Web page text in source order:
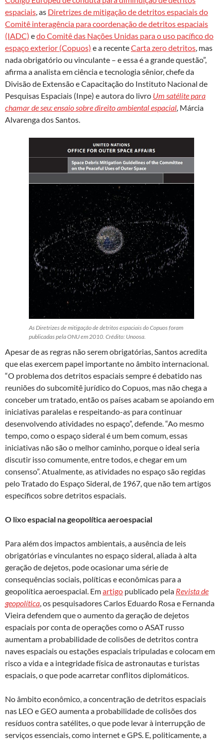
espaciais, as Diretrizes de mitigação de detritos espaciais do
Comitê interagência para coordenação de detritos espaciais
(IADC) edo Comitê das Nações Unidas para o uso pacífico do
espaço exterior (Copuos) e a recenteCarta zero detritos, mas
nada obrigatório ou vinculante – e essa é a grande questão”,
afirma a analista em ciência e tecnologia sênior, chefe da
Divisão de Extensão e Capacitação do Instituto Nacional de
Pesquisas Espaciais (Inpe) e autora do livro Um satélite para
chamar de seu: ensaio sobre direito ambiental espacial, Márcia
Alvarenga dos Santos.
As Diretrizes de mitigação de detritos espaciais do Copuos foram
publicadas pela ONU em 2010. Crédito: Unoosa.
Apesar de as regras não serem obrigatórias, Santos acredita
que elas exercem papel importante no âmbito internacional.
“O problema dos detritos espaciais sempre é debatido nas
reuniões do subcomitê jurídico do Copuos, mas não chega a
conceber um tratado, então os países acabam se apoiando em
iniciativas paralelas e respeitando-as para continuar
desenvolvendo atividades no espaço”, defende. “Ao mesmo
tempo, como o espaço sideral é um bem comum, essas
iniciativas não são o melhor caminho, porque o ideal seria
discutir isso comumente, entre todos, e chegar em um
consenso”. Atualmente, as atividades no espaço são regidas
pelo Tratado do Espaço Sideral, de 1967, que não tem artigos
específicos sobre detritos espaciais.
O lixo espacial na geopolítica aeroespacial
Para além dos impactos ambientais, a ausência de leis
obrigatórias e vinculantes no espaço sideral, aliada à alta
geração de dejetos, pode ocasionar uma série de
consequências sociais, políticas e econômicas para a
geopolítica aeroespacial. Emartigo publicado pela Revista de
geopolítica, os pesquisadores Carlos Eduardo Rosa e Fernanda
Vieira defendem que o aumento da geração de dejetos
espaciais por conta de operações como o ASAT russo
aumentam a probabilidade de colisões de detritos contra
naves espaciais ou estações espaciais tripuladas e colocam em
risco a vida e a integridade física de astronautas e turistas
espaciais, o que pode acarretar conflitos diplomáticos.
No âmbito econômico, a concentração de detritos espaciais
nas LEO e GEO aumenta a probabilidade de colisões dos
resíduos contra satélites, o que pode levar à interrupção de
serviços essenciais, como internet e GPS. E, politicamente, a